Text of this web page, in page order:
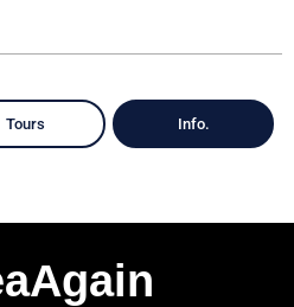
Tours Info.